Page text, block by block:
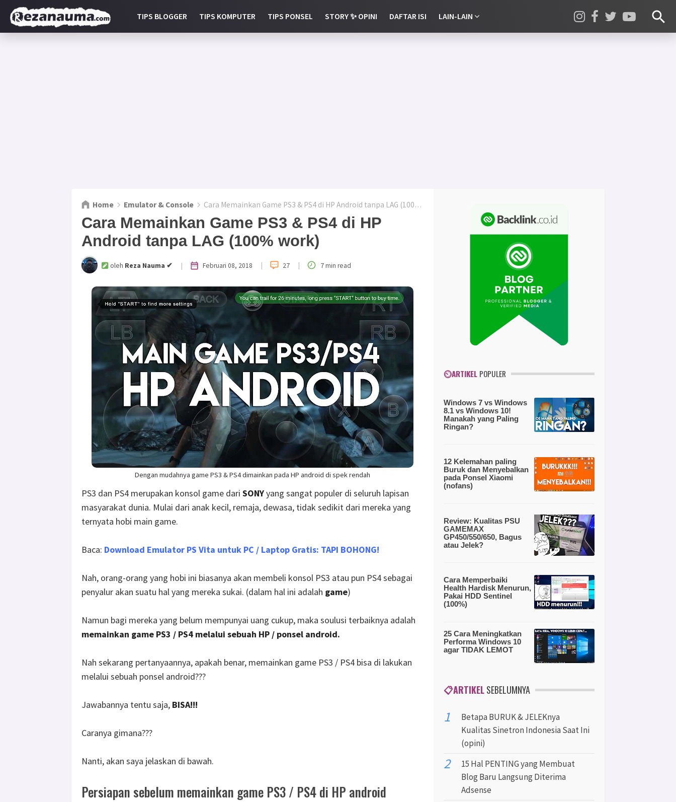
TIPS BLOGGER TIPS KOMPUTER TIPS PONSEL STORY ✨ OPINI DAFTAR ISI LAIN-LAIN
Home Emulator & Console Cara Memainkan Game PS3 & PS4 di HP Android tanpa LAG (100% work)
Cara Memainkan Game PS3 & PS4 di HP
Android tanpa LAG (100% work)
oleh Reza Nauma ✔ | Februari 08, 2018 | 27 | 7 min read
Dengan mudahnya game PS3 & PS4 dimainkan pada HP android di spek rendah
PS3 dan PS4 merupakan konsol game dari SONYyang sangat populer di seluruh lapisan
masyarakat dunia. Mulai dari anak kecil, remaja, dewasa, tidak sedikit dari mereka yang
ternyata hobi main game.
Baca: Download Emulator PS Vita untuk PC / Laptop Gratis: TAPI BOHONG!
Nah, orang-orang yang hobi ini biasanya akan membeli konsol PS3 atau pun PS4 sebagai
penyalur akan suatu hal yang mereka sukai. (dalam hal ini adalah game)
Namun bagi mereka yang belum mempunyai uang cukup, maka soulusi terbaiknya adalah
memainkan game PS3 / PS4 melalui sebuah HP / ponsel android.
Nah sekarang pertanyaannya, apakah benar, memainkan game PS3 / PS4 bisa di lakukan
melalui sebuah ponsel android???
Jawabannya tentu saja, BISA!!!
Caranya gimana???
Nanti, akan saya jelaskan di bawah.
Persiapan sebelum memainkan game PS3 / PS4 di HP android
⏲ARTIKEL POPULER
Windows 7 vs Windows
8.1 vs Windows 10!
Manakah yang Paling
Ringan?
12 Kelemahan paling
Buruk dan Menyebalkan
pada Ponsel Xiaomi
(nofans)
Review: Kualitas PSU
GAMEMAX
GP450/550/650, Bagus
atau Jelek?
Cara Memperbaiki
Health Hardisk Menurun,
Pakai HDD Sentinel
(100%)
25 Cara Meningkatkan
Performa Windows 10
agar TIDAK LEMOT
📋ARTIKELSEBELUMNYA
Betapa BURUK & JELEKnya
Kualitas Sinetron Indonesia Saat Ini
(opini)
15 Hal PENTING yang Membuat
Blog Baru Langsung Diterima
Adsense